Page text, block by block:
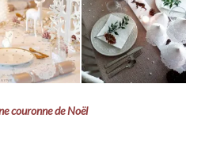
couronne de Noël